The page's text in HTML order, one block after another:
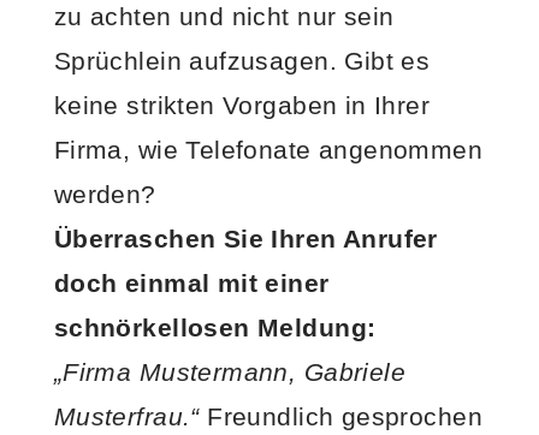
zu achten und nicht nur sein
Sprüchlein aufzusagen. Gibt es
keine strikten Vorgaben in Ihrer
Firma, wie Telefonate angenommen
werden?
Überraschen Sie Ihren Anrufer
doch einmal mit einer
schnörkellosen Meldung:
„Firma Mustermann, Gabriele
Musterfrau.“Freundlich gesprochen